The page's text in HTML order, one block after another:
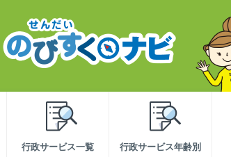
行政サービス一覧 行政サービス年齢別